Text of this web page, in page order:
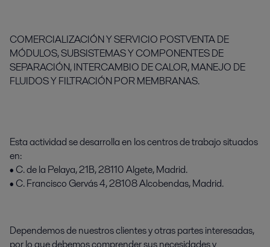
COMERCIALIZACIÓN Y SERVICIO POSTVENTA DE
MÓDULOS, SUBSISTEMAS Y COMPONENTES DE
SEPARACIÓN, INTERCAMBIO DE CALOR, MANEJO DE
FLUIDOS Y FILTRACIÓN POR MEMBRANAS.
Esta actividad se desarrolla en los centros de trabajo situados
en:
• C. de la Pelaya, 21B, 28110 Algete, Madrid.
• C. Francisco Gervás 4, 28108 Alcobendas, Madrid.
Dependemos de nuestros clientes y otras partes interesadas,